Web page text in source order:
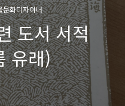
화디자이너
도서 서적
유래)